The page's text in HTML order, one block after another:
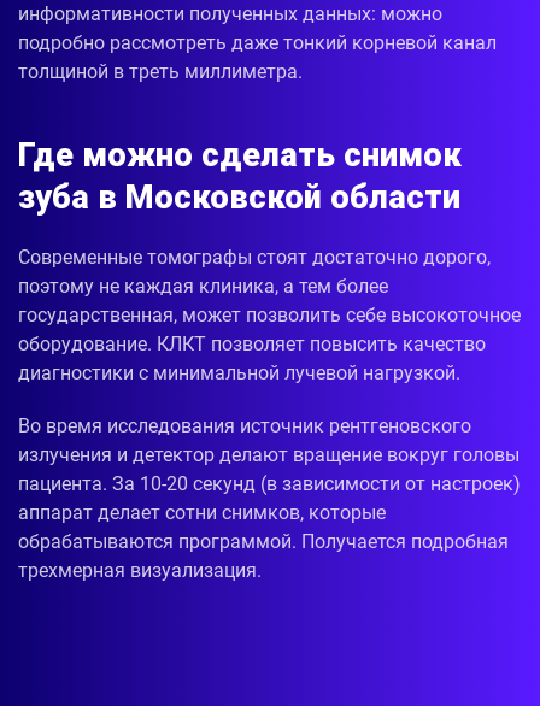
информативности полученных данных: можно
подробно рассмотреть даже тонкий корневой канал
толщиной в треть миллиметра.
Где можно сделать снимок
зуба в Московской области
Современные томографы стоят достаточно дорого,
поэтому не каждая клиника, а тем более
государственная, может позволить себе высокоточное
оборудование. КЛКТ позволяет повысить качество
диагностики с минимальной лучевой нагрузкой.
Во время исследования источник рентгеновского
излучения и детектор делают вращение вокруг головы
пациента. За 10-20 секунд (в зависимости от настроек)
аппарат делает сотни снимков, которые
обрабатываются программой. Получается подробная
трехмерная визуализация.